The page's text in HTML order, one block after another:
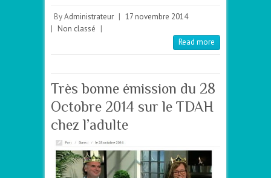
ByAdministrateur | 17 novembre 2014
| Non classé |
Read more
Très bonne émission du 28
Octobre 2014 sur le TDAH
chez l’adulte